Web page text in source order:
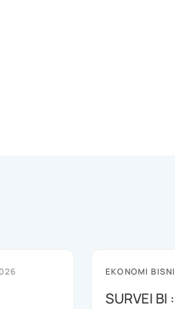
EKONOMI
SURVEI BI